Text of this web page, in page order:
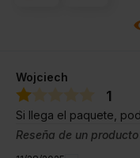
Wojciech
1
Si llega el paquete,
Reseña de un